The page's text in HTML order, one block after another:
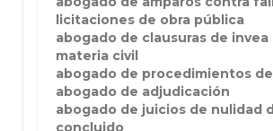
licitaciones de obra pública
abogado de clausuras de invea
materia civil
abogado de procedimientos
abogado de adjudicación
abogado de juicios de nulidad
concluido